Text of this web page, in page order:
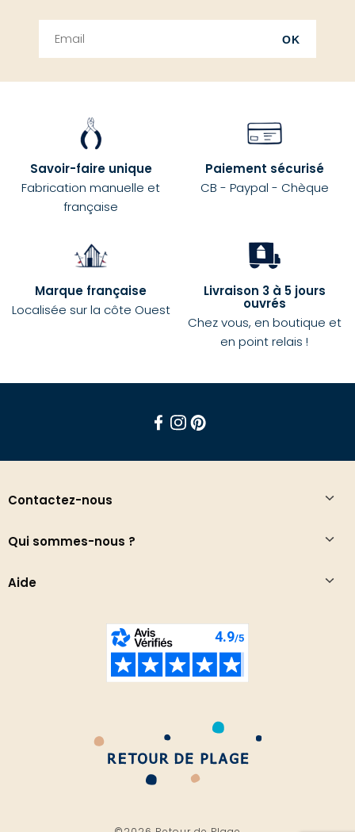
OK
Savoir-faire unique
Fabrication manuelle et
française
Paiement sécurisé
CB - Paypal - Chèque
Marque française
Localisée sur la côte Ouest
Livraison 3 à 5 jours
ouvrés
Chez vous, en boutique et
en point relais !
Contactez-nous
Qui sommes-nous ?
Aide